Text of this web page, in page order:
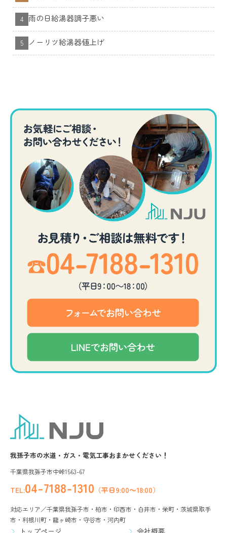
キッチン
エコキュート・給湯器 浴室・洗面所
お問い合わせ
雨の日給湯器調子悪い
ノーリツ給湯器値上げ
我孫子市の水道・ガス・電気工事おまかせください！
千葉県我孫子市中峠1563-67
TEL:04-7188-1310 （平日9:00～18:00）
対応エリア／千葉県我孫子市・柏市・印西市・白井市・栄町・茨城県取手
市・利根川町・龍ヶ崎市・守谷市・河内町
トップページ 会社概要